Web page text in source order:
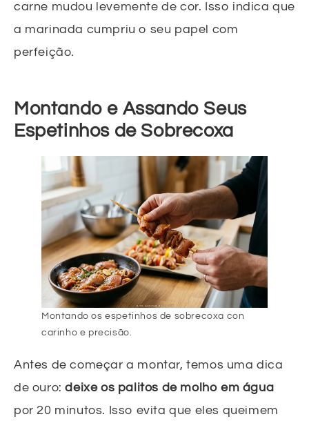
carne mudou levemente de cor. Isso indica que
a marinada cumpriu o seu papel com
perfeição.
Montando e Assando Seus
Espetinhos de Sobrecoxa
Montando os espetinhos de sobrecoxa con
carinho e precisão.
Antes de começar a montar, temos uma dica
de ouro:deixe os palitos de molho em água
por 20 minutos. Isso evita que eles queimem